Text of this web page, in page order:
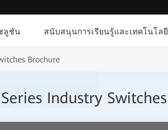
ลูชัน สนับสนุนการเรียนรู้และเทคโนโลยี
Brochure
Industry